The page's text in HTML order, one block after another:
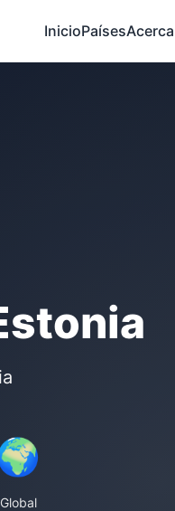
InicioPaíses
Global